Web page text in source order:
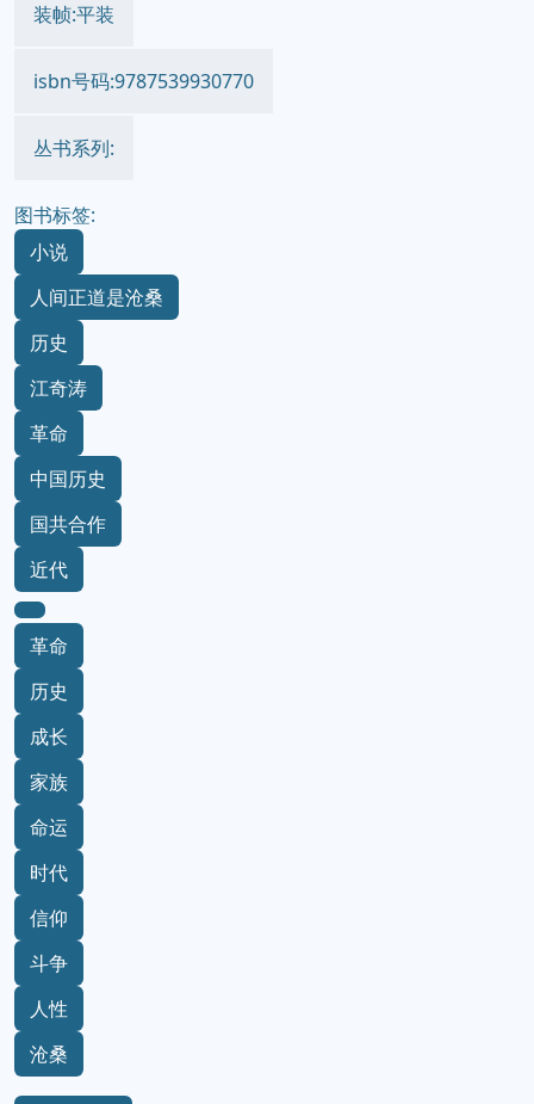
装帧:平装
isbn号码:9787539930770
丛书系列:
图书标签:
小说
人间正道是沧桑
历史
江奇涛
革命
中国历史
国共合作
近代
革命
历史
成长
家族
命运
时代
信仰
斗争
人性
沧桑